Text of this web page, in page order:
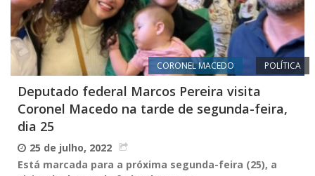
CORONEL MACEDO POLÍTICA
Deputado federal Marcos Pereira visita
Coronel Macedo na tarde de segunda-feira,
dia 25
25 de julho, 2022
Está marcada para a próxima segunda-feira (25), a